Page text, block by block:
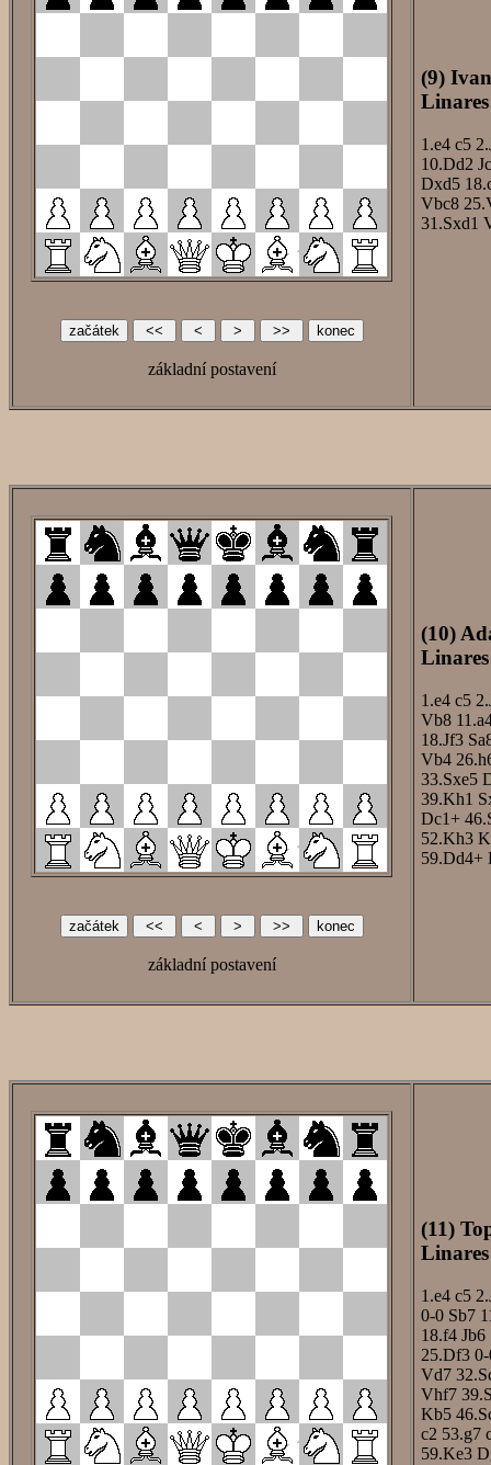
základní postavení
(9)
1.e4 c5
10.Dd2
Dxd5
Vbc8
31.Sxd1
základní postavení
(10)
1.e4 c5
Vb8
18.Jf3
Vb4
33.Sxe5
39.Kh1
Dc1+
52.Kh3
59.Dd4+
(11)
1.e4 c5
0-0 Sb7
18.f4 Jb6
25.Df3
Vd7
Vhf7
Kb5
c2 53.g7
59.Ke3